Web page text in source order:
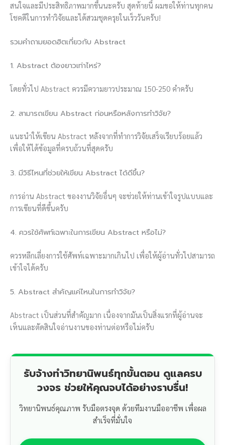
สนใจและมีประสิทธิภาพมากขึ้นนะครับ สุดท้ายนี้ ผมขอให้ท่านทุกคน
โชคดีในการทำวิจัยและได้สวมชุดครุยในเร็ววันครับ!
รวมคำถามยอดฮิตเกี่ยวกับ Abstract
1. Abstract ต้องยาวเท่าไหร่?
โดยทั่วไป Abstract ควรมีความยาวประมาณ 150-250 คำครับ
2. สามารถเขียน Abstract ก่อนหรือหลังการทำวิจัย?
แนะนำให้เขียน Abstract หลังจากที่ทำการวิจัยเสร็จเรียบร้อยแล้ว
เพื่อให้ได้ข้อมูลที่ครบถ้วนที่สุดครับ
3. มีวิธีไหนที่ช่วยให้เขียน Abstract ได้ดีขึ้น?
การอ่าน Abstract ของงานวิจัยอื่นๆ จะช่วยให้ท่านเข้าใจรูปแบบและ
การเขียนที่ดีขึ้นครับ
4. ควรใช้ศัพท์เฉพาะในการเขียน Abstract หรือไม่?
ควรหลีกเลี่ยงการใช้ศัพท์เฉพาะมากเกินไป เพื่อให้ผู้อ่านทั่วไปสามารถ
เข้าใจได้ครับ
5. Abstract สำคัญแค่ไหนในการทำวิจัย?
Abstract เป็นส่วนที่สำคัญมาก เนื่องจากมันเป็นสิ่งแรกที่ผู้อ่านจะ
เห็นและตัดสินใจอ่านงานของท่านต่อหรือไม่ครับ
รับจ้างทำวิทยานิพนธ์ทุกขั้นตอน ดูแลครบ
วงจร ช่วยให้คุณจบได้อย่างราบรื่น!
วิทยานิพนธ์คุณภาพ รับมือตรงจุด ด้วยทีมงานมืออาชีพ เพื่อผล
สำเร็จที่มั่นใจ